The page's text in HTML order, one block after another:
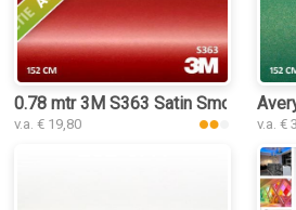
0.78 mtr 3M S363 Satin Smoldering
v.a. € 19,80 v.a. €